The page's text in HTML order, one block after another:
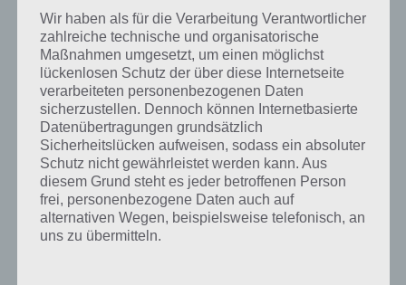
Um eure eigene Farm ID in Dorfleben Küste zu finden, klickt ihr
zunächst auf das Einstellungsmenü in Dorfleben Küste. Dieses
findest du in der Dorfleben Küste App unten rechts zwei Icons über
dem Button “Menü”. Dort findest du unten “Deine Farm ID”. Meine
lautet bspw. “FAQDAPV”. Notiert euch eure eigene auf einem Zettel
oder merkt euch diese.
Diese Farm ID tragt ihr dann einfach hier bei unserem Artikel in die
Kommentarbox ein und könnt euch bereits in Kürze über zahlreiche
neue Dorfleben Küste Nachbarn und Freunde freuen.
Dorfleben Küste: So fügt man Freunde hinzu
Wir haben als für die Verarbeitung Verantwortlicher
zahlreiche technische und organisatorische
Maßnahmen umgesetzt, um einen möglichst
lückenlosen Schutz der über diese Internetseite
verarbeiteten personenbezogenen Daten
sicherzustellen. Dennoch können Internetbasierte
Datenübertragungen grundsätzlich
Sicherheitslücken aufweisen, sodass ein absoluter
Schutz nicht gewährleistet werden kann. Aus
diesem Grund steht es jeder betroffenen Person
frei, personenbezogene Daten auch auf
alternativen Wegen, beispielsweise telefonisch, an
uns zu übermitteln.